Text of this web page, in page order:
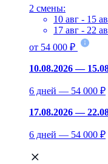
2 смены:
10 авг - 15
17 авг - 22
от 54 000 ₽
10.08.2026 —
6 дней — 54 000 ₽
17.08.2026 —
6 дней — 54 000 ₽